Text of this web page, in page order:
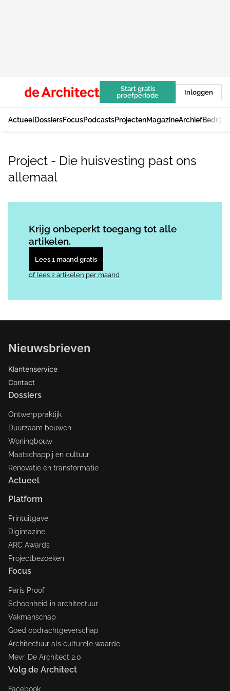
Start gratis
proefperiode
Inloggen
ActueelDossiersFocusPodcastsProjectenMagazineArchief
Project - Die huisvesting past ons
allemaal
Krijg onbeperkt toegang tot alle
artikelen.
Lees 1 maand gratis
of lees 2 artikelen per maand
Nieuwsbrieven
Klantenservice
Contact
Dossiers
Ontwerppraktijk
Duurzaam bouwen
Woningbouw
Maatschappij en cultuur
Renovatie en transformatie
Actueel
Platform
Printuitgave
Digimazine
ARC Awards
Projectbezoeken
Focus
Paris Proof
Schoonheid in architectuur
Vakmanschap
Goed opdrachtgeverschap
Architectuur als culturele waarde
Mevr. De Architect 2.0
Volg de Architect
Facebook